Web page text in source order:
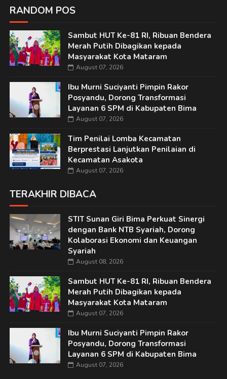
RANDOM POS
Sambut HUT Ke-81 RI, Ribuan Bendera
Merah Putih Dibagikan kepada
Masyarakat Kota Mataram
August 07, 2026
Ibu Murni Suciyanti Pimpin Rakor
Posyandu, Dorong Transformasi
Layanan 6 SPM di Kabupaten Bima
August 07, 2026
Tim Penilai Lomba Kecamatan
Berprestasi Lanjutkan Penilaian di
Kecamatan Asakota
August 07, 2026
TERAKHIR DIBACA
STIT Sunan Giri Bima Perkuat Sinergi
dengan Bank NTB Syariah, Dorong
Kolaborasi Ekonomi dan Keuangan
Syariah
August 08, 2026
Sambut HUT Ke-81 RI, Ribuan Bendera
Merah Putih Dibagikan kepada
Masyarakat Kota Mataram
August 07, 2026
Ibu Murni Suciyanti Pimpin Rakor
Posyandu, Dorong Transformasi
Layanan 6 SPM di Kabupaten Bima
August 07, 2026